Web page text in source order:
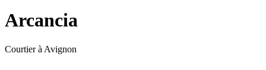
Arcancia
Courtier à Avignon